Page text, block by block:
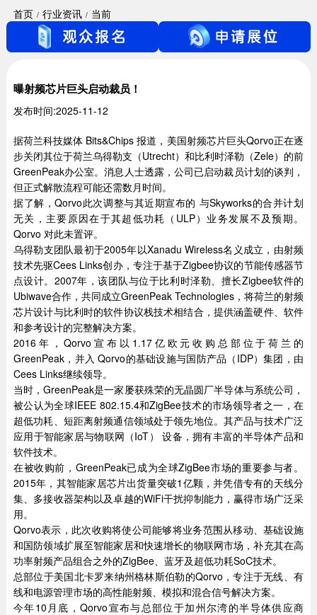
首页 行业资讯 当前
曝射频芯片巨头启动裁员！
发布时间:2025-11-12
据荷兰科技媒体 Bits&Chips 报道，美国射频芯片巨头Qorvo正在逐
步关闭其位于荷兰乌得勒支（Utrecht）和比利时泽勒（Zele）的前
GreenPeak办公室。消息人士透露，公司已启动裁员计划的谈判，
但正式解散流程可能还需数月时间。
据了解，Qorvo此次调整与其近期宣布的 与Skyworks的合并计划
无关，主要原因在于其超低功耗（ULP）业务发展不及预期。
Qorvo 对此未置评。
乌得勒支团队最初于2005年以Xanadu Wireless名义成立，由射频
技术先驱Cees Links创办，专注于基于Zigbee协议的节能传感器节
点设计。2007年，该团队与位于比利时泽勒、擅长Zigbee软件的
Ubiwave合作，共同成立GreenPeak Technologies，将荷兰的射频
芯片设计与比利时的软件协议栈技术相结合，提供涵盖硬件、软件
和参考设计的完整解决方案。
2016年，Qorvo宣布以1.17亿欧元收购总部位于荷兰的
GreenPeak，并入 Qorvo的基础设施与国防产品（IDP）集团，由
Cees Links继续领导。
当时，GreenPeak是一家屡获殊荣的无晶圆厂半导体与系统公司，
被公认为全球IEEE 802.15.4和ZigBee技术的市场领导者之一，在
超低功耗、短距离射频通信领域处于领先地位。其产品与技术广泛
应用于智能家居与物联网（IoT） 设备，拥有丰富的半导体产品和
软件技术。
在被收购前，GreenPeak已成为全球ZigBee市场的重要参与者。
2015年，其智能家居芯片出货量突破1亿颗，并凭借专有的天线分
集、多接收器架构以及卓越的WiFi干扰抑制能力，赢得市场广泛采
用。
Qorvo表示，此次收购将使公司能够将业务范围从移动、基础设施
和国防领域扩展至智能家居和快速增长的物联网市场，补充其在高
功率射频产品组合之外的ZigBee、蓝牙及超低功耗SoC技术。
总部位于美国北卡罗来纳州格林斯伯勒的Qorvo，专注于无线、有
线和电源管理市场的高性能射频、模拟和混合信号解决方案。
今年10月底，Qorvo宣布与总部位于加州尔湾的半导体供应商